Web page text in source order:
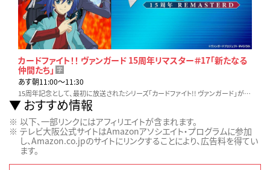
カードファイト！！ ヴァンガード 15周年リマスター＃17「新たなる
仲間たち」 字
あす朝11:00〜11:30
15周年記念として、最初に放送されたシリーズ「カードファイト!! ヴァンガード」がリマスター化！ 15周年記念に制作されたPVをOPに迎え、ついに2026年４月より再放送！
おすすめ情報
以下、一部リンクにはアフィリエイトが含まれます。
テレビ大阪公式サイトはAmazonアソシエイト・プログラムに参加
し、Amazon.co.jpのサイトにリンクすることにより、広告料を得てい
ます。